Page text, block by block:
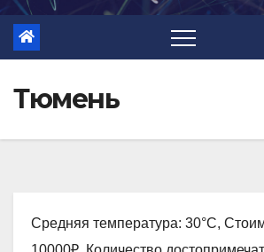
Тюмень
Средняя температура: 30°C,